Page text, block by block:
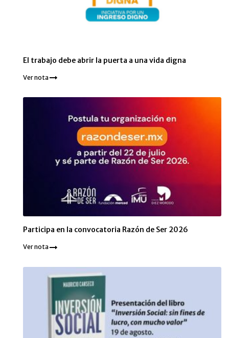
El trabajo debe abrir la puerta a una vida digna
Ver nota
Participa en la convocatoria Razón de Ser 2026
Ver nota